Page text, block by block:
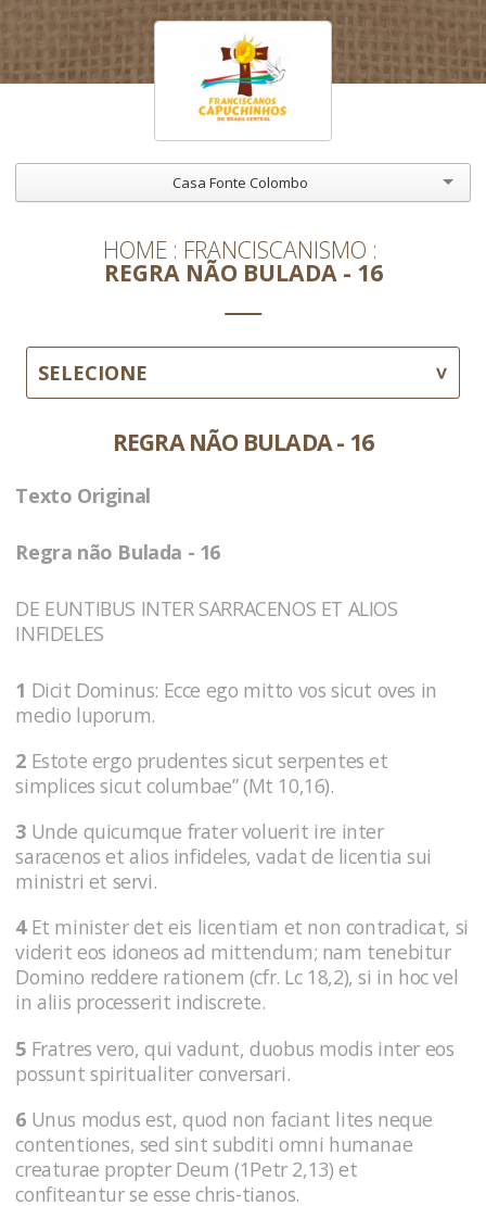
Casa Fonte Colombo
HOME FRANCISCANISMO
REGRA NÃO BULADA - 16
SELECIONE
REGRA NÃO BULADA - 16
Texto Original
Regra não Bulada - 16
DE EUNTIBUS INTER SARRACENOS ET ALIOS
INFIDELES
1 Dicit Dominus: Ecce ego mitto vos sicut oves in
medio luporum.
2 Estote ergo prudentes sicut serpentes et
simplices sicut columbae” (Mt 10,16).
3 Unde quicumque frater voluerit ire inter
saracenos et alios infideles, vadat de licentia sui
ministri et servi.
4Et minister det eis licentiam et non contradicat, si
viderit eos idoneos ad mittendum; nam tenebitur
Domino reddere rationem (cfr. Lc 18,2), si in hoc vel
in aliis processerit indiscrete.
5 Fratres vero, qui vadunt, duobus modis inter eos
possunt spiritualiter conversari.
6 Unus modus est, quod non faciant lites neque
contentiones, sed sint subditi omni humanae
creaturae propter Deum (1Petr 2,13) et
confiteantur se esse chris-tianos.